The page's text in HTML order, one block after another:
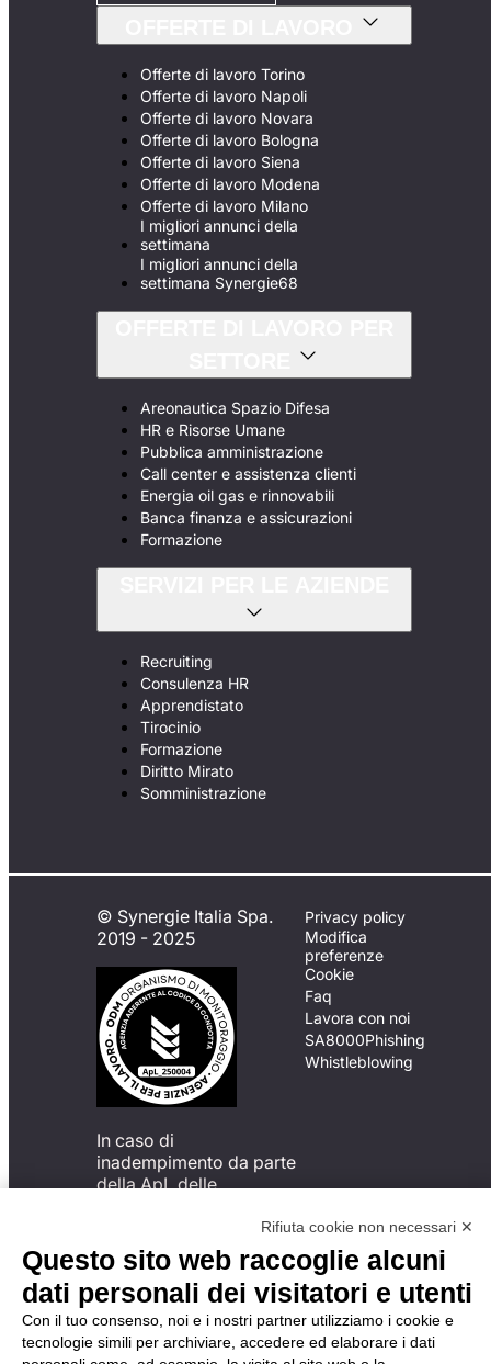
Offerte di lavoro Torino
Offerte di lavoro Napoli
Offerte di lavoro Novara
Offerte di lavoro Bologna
Offerte di lavoro Siena
Offerte di lavoro Modena
Offerte di lavoro Milano
I migliori annunci della
settimana
I migliori annunci della
settimana Synergie68
Areonautica Spazio Difesa
HR e Risorse Umane
Pubblica amministrazione
Call center e assistenza clienti
Energia oil gas e rinnovabili
Banca finanza e assicurazioni
Formazione
Recruiting
Consulenza HR
Apprendistato
Tirocinio
Formazione
Diritto Mirato
Somministrazione
© Synergie Italia Spa.
2019 - 2025
In caso di
inadempimento da parte
della ApL delle
del Codice di Condotta, è
possibile presentare un
reclamo
all’Organismo di
Monitoraggio utilizzando
una delle modalità
descritte al seguente
Privacy policy
Modifica
preferenze
Cookie
Faq
Lavora con noi
SA8000Phishing
Whistleblowing
Rifiuta cookie non necessari ✕
Questo sito web raccoglie alcuni
dati personali dei visitatori e utenti
Con il tuo consenso, noi e i nostri partner utilizziamo i cookie e
tecnologie simili per archiviare, accedere ed elaborare i dati